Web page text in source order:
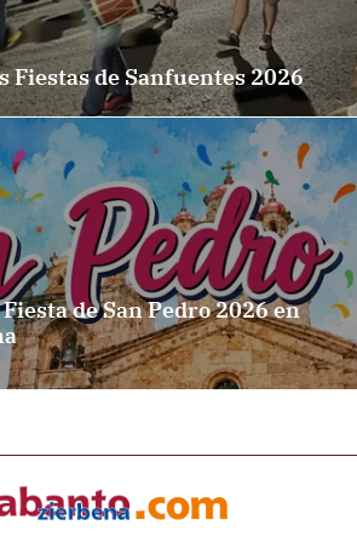
Fiestas de Sanfuentes 2026
de San Pedro 2026 en